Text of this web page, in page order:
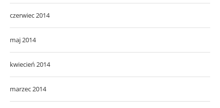
czerwiec 2014
maj 2014
kwiecień 2014
marzec 2014